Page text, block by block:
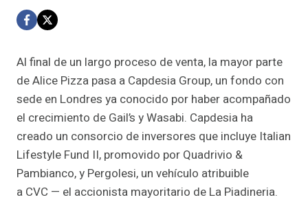
Al final de un largo proceso de venta, la mayor parte
de Alice Pizza pasa a Capdesia Group, un fondo con
sede en Londres ya conocido por haber acompañado
el crecimiento de Gail’s y Wasabi. Capdesia ha
creado un consorcio de inversores que incluye Italian
Lifestyle Fund II, promovido por Quadrivio &
Pambianco, y Pergolesi, un vehículo atribuible
a CVC — el accionista mayoritario de La Piadineria.